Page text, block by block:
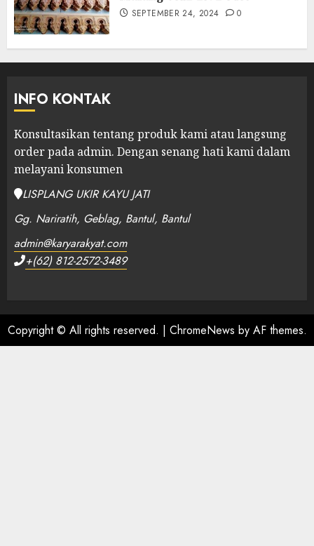
SEPTEMBER 24, 2024 0
INFO KONTAK
Konsultasikan tentang produk kami atau langsung
order pada admin. Dengan senang hati kami dalam
melayani konsumen
LISPLANG UKIR KAYU JATI
Gg. Nariratih, Geblag, Bantul, Bantul
admin@karyarakyat.com
+(62) 812-2572-3489
Copyright © All rights reserved. | ChromeNews by AF themes.